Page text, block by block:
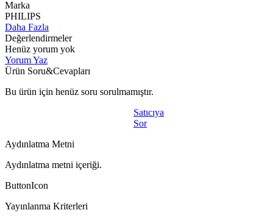
Marka
PHILIPS
Daha Fazla
Değerlendirmeler
Henüz yorum yok
Yorum Yaz
Ürün Soru&Cevapları
Bu ürün için henüz soru sorulmamıştır.
Satıcıya
Sor
Aydınlatma Metni
Aydınlatma metni içeriği.
ButtonIcon
Yayınlanma Kriterleri